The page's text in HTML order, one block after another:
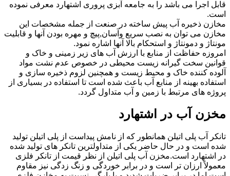
قابل اجرا می باشد را به جامعه آبزی پروری اشتهارد معرفی نموده
است.
مخازن ذخیره آب پیش ساخته در صنعت از جمله مشخصات این
مخازن می توان به نصب سریع وآسان,پیچ و مهره بودن آنها و قابلیت
مونتاژ و دمونتاژ و استحکام بالا آنها اشاره نمود.
امروزه حفاظت از منابع با ارزش آب های زیر زمینی و خاک و
قوانین سخت گیرانه زیست محیطی در خصوص عدم نشت مواد
آلوده کننده خاک و محیط زیست و همچنین لزوم ذخیره سازی و
استفاده بهینه از منابع آب باعث شده است تا استفاده در بسیاری از
پروژه های مرتبط با زمین و آب متداول گردد.
مخزن آب در اشتهارد
تانکر آب پلی اتیلن همانطور که از نامش پیداست از پلی اتیلن تولید
شده است و در حال حاضر یکی از متداولترین تانکر های تولید شده
در اشتهارد است.مخزن آب پلی اتیلن از نظر قیمت از تانکر فلزی
معمولاً ارزان تر است و در برابر خوردگی و زنگ زدگی نیز مقاوم